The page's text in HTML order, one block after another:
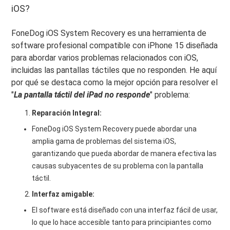
iOS?
FoneDog iOS System Recovery es una herramienta de
software profesional compatible con iPhone 15 diseñada
para abordar varios problemas relacionados con iOS,
incluidas las pantallas táctiles que no responden. He aquí
por qué se destaca como la mejor opción para resolver el
"La pantalla táctil del iPad no responde" problema:
Reparación Integral:
FoneDog iOS System Recovery puede abordar una
amplia gama de problemas del sistema iOS,
garantizando que pueda abordar de manera efectiva las
causas subyacentes de su problema con la pantalla
táctil.
Interfaz amigable:
El software está diseñado con una interfaz fácil de usar,
lo que lo hace accesible tanto para principiantes como